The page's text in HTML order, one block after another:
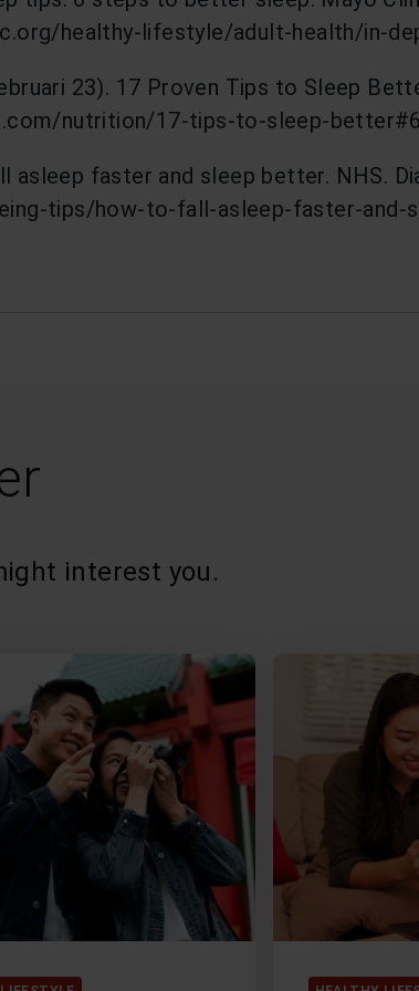
healthy-lifestyle/adult-health/in-
23). 17 Proven Tips to Sleep
nutrition/17-tips-to-sleep-
asleep faster and sleep better. NHS.
tips/how-to-fall-asleep-faster-and-
interest you.